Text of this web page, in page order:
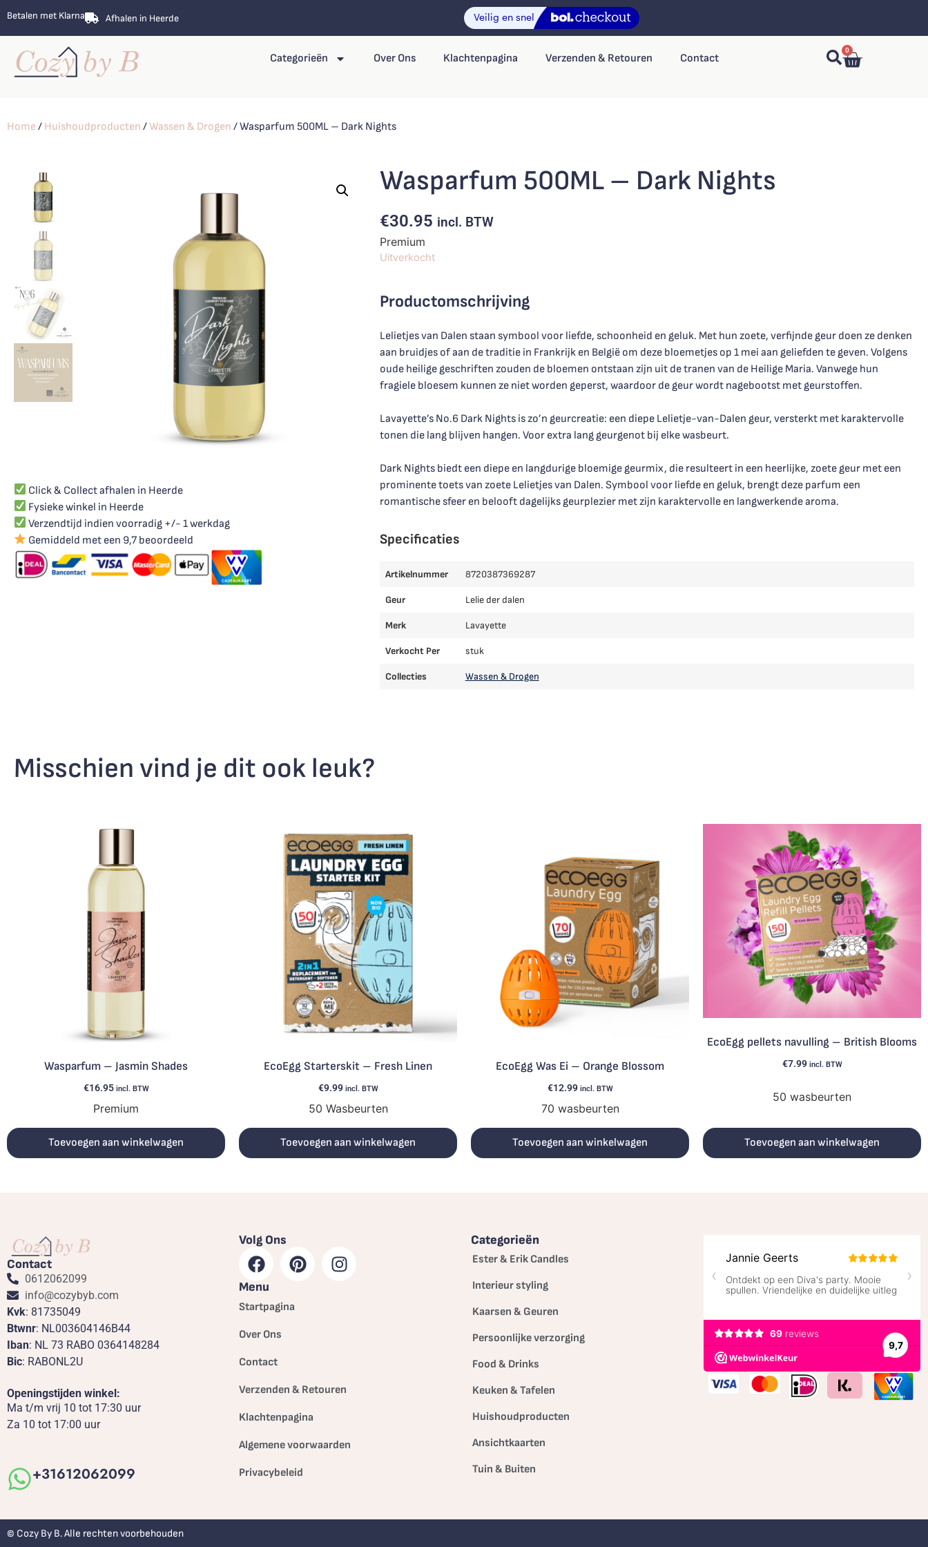
Betalen met Klarna Afhalen in Heerde
Categorieën Over Ons Klachtenpagina Verzenden & Retouren Contact
0
Home/ Huishoudproducten /Wassen & Drogen / Wasparfum 500ML – Dark Nights
Click & Collect afhalen in Heerde
Fysieke winkel in Heerde
Verzendtijd indien voorradig +/- 1 werkdag
Gemiddeld met een 9,7 beoordeeld
Wasparfum 500ML – Dark Nights
€30.95 incl. BTW
Premium
Uitverkocht
Productomschrijving
Lelietjes van Dalen staan symbool voor liefde, schoonheid en geluk. Met hun zoete, verfijnde geur doen ze denken
aan bruidjes of aan de traditie in Frankrijk en België om deze bloemetjes op 1 mei aan geliefden te geven. Volgens
oude heilige geschriften zouden de bloemen ontstaan zijn uit de tranen van de Heilige Maria. Vanwege hun
fragiele bloesem kunnen ze niet worden geperst, waardoor de geur wordt nagebootst met geurstoffen.
Lavayette’s No.6 Dark Nights is zo’n geurcreatie: een diepe Lelietje-van-Dalen geur, versterkt met karaktervolle
tonen die lang blijven hangen. Voor extra lang geurgenot bij elke wasbeurt.
Dark Nights biedt een diepe en langdurige bloemige geurmix, die resulteert in een heerlijke, zoete geur met een
prominente toets van zoete Lelietjes van Dalen. Symbool voor liefde en geluk, brengt deze parfum een
romantische sfeer en belooft dagelijks geurplezier met zijn karaktervolle en langwerkende aroma.
Specificaties
Artikelnummer 8720387369287
Geur Lelie der dalen
Merk Lavayette
Verkocht Per stuk
Collecties Wassen & Drogen
Misschien vind je dit ook leuk?
Wasparfum – Jasmin Shades
€16.95 incl. BTW
Premium
Toevoegen aan winkelwagen
EcoEgg Starterskit – Fresh Linen
€9.99 incl. BTW
50 Wasbeurten
Toevoegen aan winkelwagen
EcoEgg Was Ei – Orange Blossom
€12.99 incl. BTW
70 wasbeurten
Toevoegen aan winkelwagen
EcoEgg pellets navulling – British Blooms
€7.99 incl. BTW
50 wasbeurten
Toevoegen aan winkelwagen
Contact
0612062099
info@cozybyb.com
Kvk: 81735049
Btwnr: NL003604146B44
Iban: NL 73 RABO 0364148284
Bic: RABONL2U
Openingstijden winkel:
Ma t/m vrij 10 tot 17:30 uur
Za 10 tot 17:00 uur
+31612062099
Volg Ons
Menu
Startpagina
Over Ons
Contact
Verzenden & Retouren
Klachtenpagina
Algemene voorwaarden
Privacybeleid
Categorieën
Ester & Erik Candles
Interieur styling
Kaarsen & Geuren
Persoonlijke verzorging
Food & Drinks
Keuken & Tafelen
Huishoudproducten
Ansichtkaarten
Tuin & Buiten
© Cozy By B. Alle rechten voorbehouden